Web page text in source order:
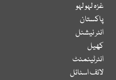
غزہ لہو لہو
پاکستان
انٹر نیشنل
کھیل
انٹرٹینمنٹ
لائف اسٹائل